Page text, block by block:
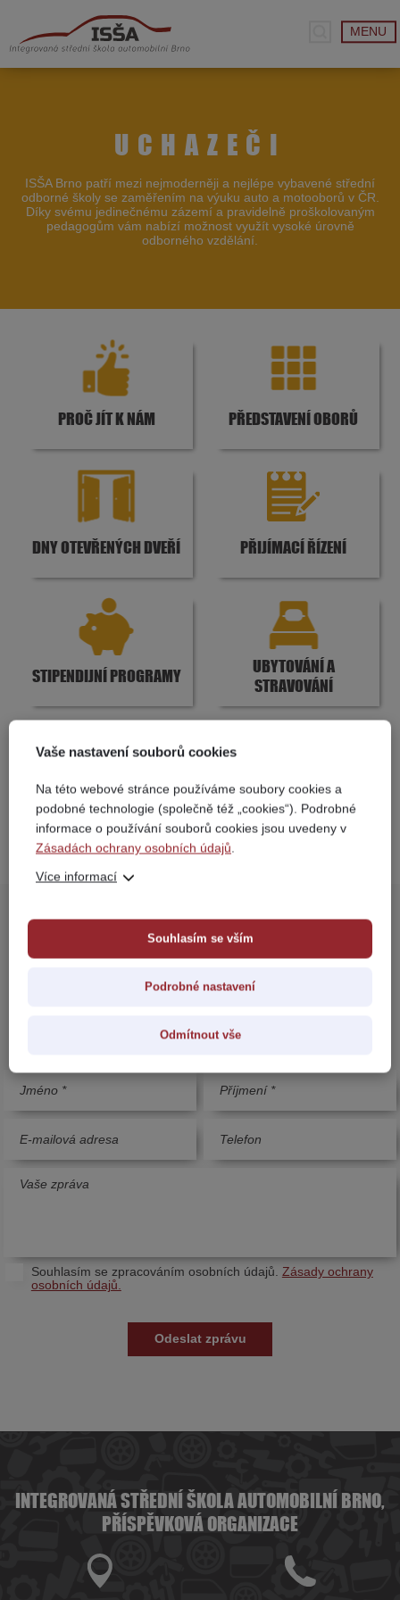
MENU
UCHAZEČI
ISŠA Brno patří mezi nejmoderněji a nejlépe vybavené střední
odborné školy se zaměřením na výuku auto a motooborů v ČR.
Díky svému jedinečnému zázemí a pravidelně proškolovaným
pedagogům vám nabízí možnost využít vysoké úrovně
odborného vzdělání.
PROČ JÍT K NÁM PŘEDSTAVENÍ OBORŮ
DNY OTEVŘENÝCH DVEŘÍ PŘIJÍMACÍ ŘÍZENÍ
STIPENDIJNÍ PROGRAMY
UBYTOVÁNÍ A
STRAVOVÁNÍ
VYBAVENÍ ŽÁKŮ PRO
VÝUKU A VÝCVIK
FAQ - ČASTO KLADENÉ
DOTAZY
MÁTE OTÁZKU? NAPIŠTE NÁM
Souhlasím se zpracováním osobních údajů. Zásady ochrany
osobních údajů.
INTEGROVANÁ STŘEDNÍ ŠKOLA AUTOMOBILNÍ BRNO,
PŘÍSPĚVKOVÁ ORGANIZACE
Vaše nastavení souborů cookies
Na této webové stránce používáme soubory cookies a
podobné technologie (společně též „cookies“). Podrobné
informace o používání souborů cookies jsou uvedeny v
Zásadách ochrany osobních údajů
Více informací
Souhlasím se vším
Podrobné nastavení
Odmítnout vše